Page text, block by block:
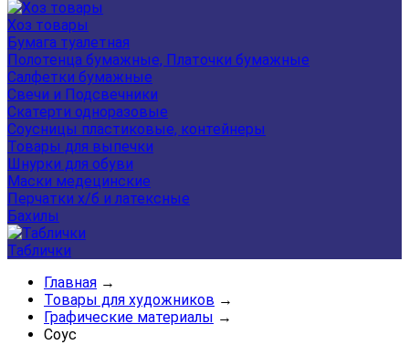
Хоз товары
Бумага туалетная
Полотенца бумажные, Платочки бумажные
Салфетки бумажные
Свечи и Подсвечники
Скатерти одноразовые
Соусницы пластиковые, контейнеры
Товары для выпечки
Шнурки для обуви
Маски медецинские
Перчатки х/б и латексные
Бахилы
Таблички
Главная →
Товары для художников →
Графические материалы →
Соус